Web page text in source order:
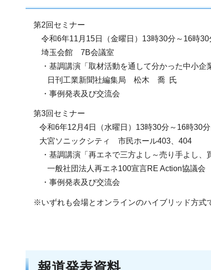
第2回セミナー
令和6年11月15日（金曜日）13時30分～16時30
埼玉会館 7B会議室
・基調講演「取材活動を通して分かった中小企
日刊工業新聞社編集局 松木 喬 氏
・事例発表及び交流会
第3回セミナー
令和6年12月4日（水曜日）13時30分～16時30分
大宮ソニックシティ 市民ホール403、404
・基調講演「再エネで三方よし～売り手よし、
一般社団法人再エネ100宣言RE Action協議
・事例発表及び交流会
※いずれも会場とオンラインのハイブリッド方式